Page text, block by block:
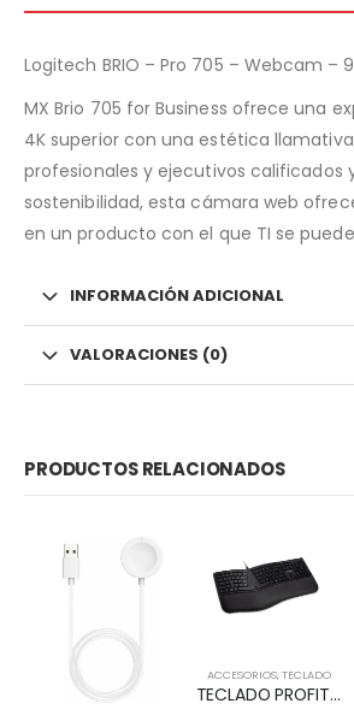
Logitech BRIO – Pro 705 – Webcam –
MX Brio 705 for Business ofrece una
4K superior con una estética
profesionales y ejecutivos calificados
sostenibilidad, esta cámara web
en un producto con el que TI se
INFORMACIÓN ADICIONAL
VALORACIONES (0)
PRODUCTOS RELACIONADOS
ACCESORIOS,TECLADO
TECLADO PROFIT ERGO KENSIGTON